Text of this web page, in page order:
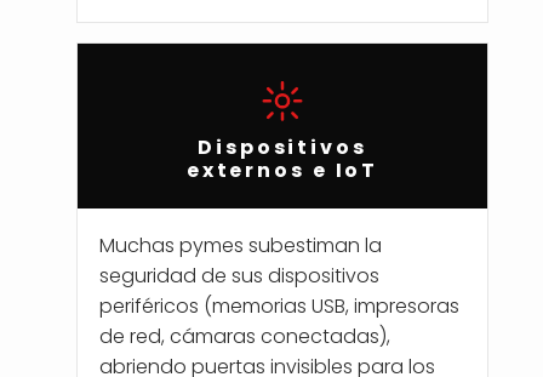
Dispositivos
externos e IoT
Muchas pymes subestiman la
seguridad de sus dispositivos
periféricos (memorias USB, impresoras
de red, cámaras conectadas),
abriendo puertas invisibles para los